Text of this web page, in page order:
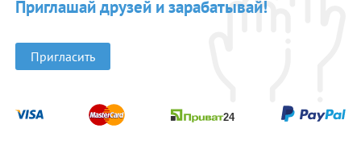
Приглашай друзей и зарабатывай!
Пригласить